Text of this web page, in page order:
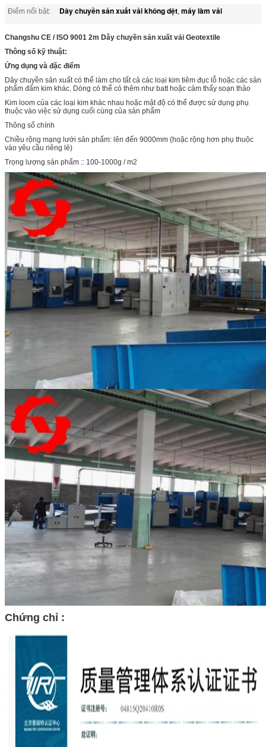
Điểm nổi bật: Dây chuyền sản xuất vải không dệt, máy làm vải
Changshu CE / ISO 9001 2m Dây chuyền sản xuất vải Geotextile
Thông số kỹ thuật:
Ứng dụng và đặc điểm
Dây chuyền sản xuất có thể làm cho tất cả các loại kim tiêm đục lỗ hoặc các sản
phẩm đấm kim khác. Dòng có thể có thêm như batt hoặc cảm thấy soạn thảo
Kim loom của các loại kim khác nhau hoặc mật độ có thể được sử dụng phụ
thuộc vào việc sử dụng cuối cùng của sản phẩm
Thông số chính
Chiều rộng mạng lưới sản phẩm: lên đến 9000mm (hoặc rộng hơn phụ thuộc
vào yêu cầu riêng lẻ)
Trọng lượng sản phẩm :: 100-1000g / m2
Chứng chỉ :